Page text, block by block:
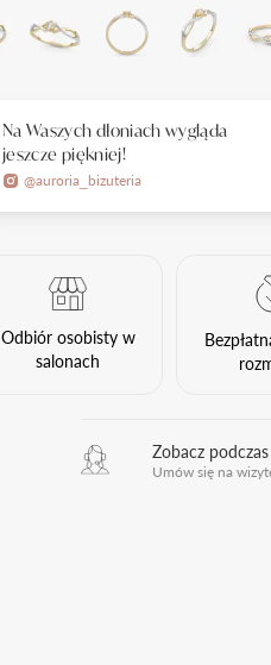
Na Waszych dłoniach wygląda
jeszcze piękniej!
@auroria_bizuteria
Odbiór osobisty w
salonach
Zobacz
Umów się na